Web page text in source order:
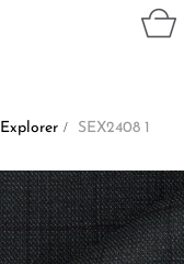
Explorer > SEX2408 1